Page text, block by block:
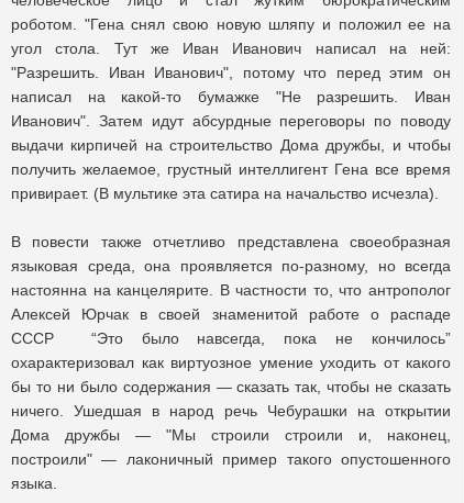
роботом. "Гена снял свою новую шляпу и положил ее на
угол стола. Тут же Иван Иванович написал на ней:
"Разрешить. Иван Иванович", потому что перед этим он
написал на какой-то бумажке "Не разрешить. Иван
Иванович". Затем идут абсурдные переговоры по поводу
выдачи кирпичей на строительство Дома дружбы, и чтобы
получить желаемое, грустный интеллигент Гена все время
привирает. (В мультике эта сатира на начальство исчезла).
В повести также отчетливо представлена своеобразная
языковая среда, она проявляется по-разному, но всегда
настоянна на канцелярите. В частности то, что антрополог
Алексей Юрчак в своей знаменитой работе о распаде
СССР “Это было навсегда, пока не кончилось”
охарактеризовал как виртуозное умение уходить от какого
бы то ни было содержания — сказать так, чтобы не сказать
ничего. Ушедшая в народ речь Чебурашки на открытии
Дома дружбы — "Мы строили строили и, наконец,
построили" — лаконичный пример такого опустошенного
языка.